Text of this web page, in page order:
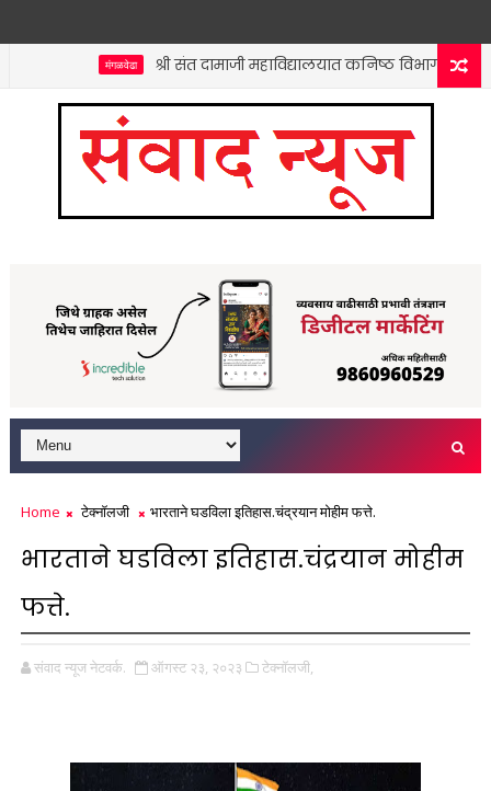
श्री संत दामाजी महाविद्यालयात कनिष्ठ विभागाच्या वतीने
Home टेक्नॉलजी भारताने घडविला इतिहास.चंद्रयान मोहीम फत्ते.
भारताने घडविला इतिहास.चंद्रयान मोहीम
फत्ते.
संवाद न्यूज नेटवर्क. ऑगस्ट २३, २०२३ टेक्नॉलजी,